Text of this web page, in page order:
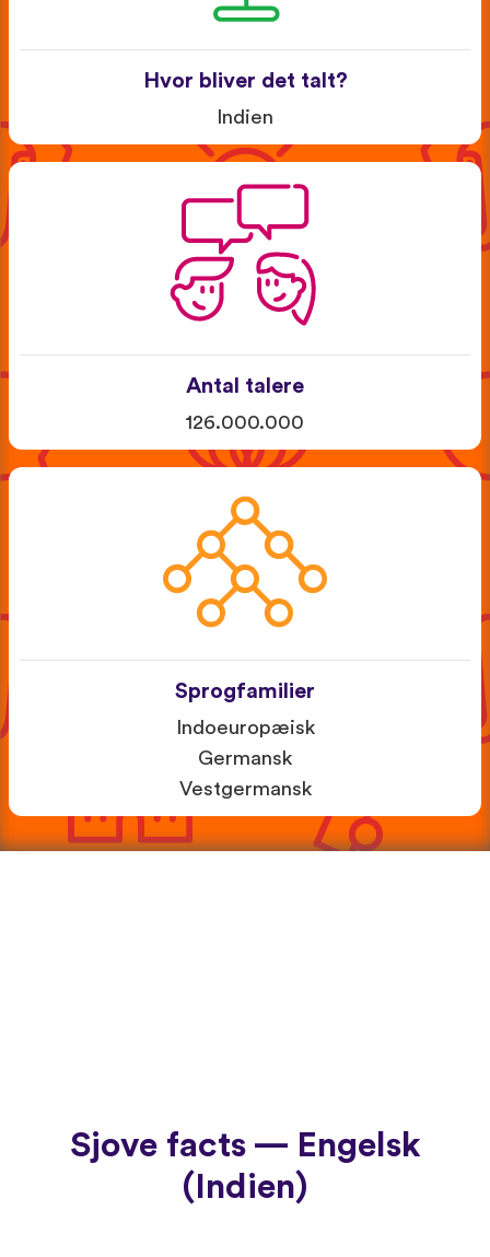
Hvor bliver det talt?
Indien
Antal talere
126.000.000
Sprogfamilier
Indoeuropæisk
Germansk
Vestgermansk
Sjove facts — Engelsk
(Indien)